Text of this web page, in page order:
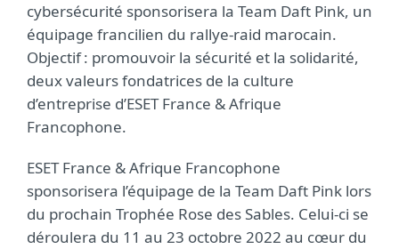
cybersécurité sponsorisera la Team Daft Pink, un
équipage francilien du rallye-raid marocain.
Objectif : promouvoir la sécurité et la solidarité,
deux valeurs fondatrices de la culture
d’entreprise d’ESET France & Afrique
Francophone.
ESET France & Afrique Francophone
sponsorisera l’équipage de la Team Daft Pink lors
du prochain Trophée Rose des Sables. Celui-ci se
déroulera du 11 au 23 octobre 2022 au cœur du